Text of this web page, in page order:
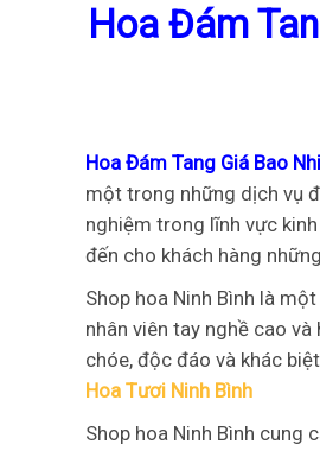
Hoa Đám
Hoa Đám Tang Giá Bao
một trong những dịch vụ
nghiệm trong lĩnh vực
đến cho khách hàng
Shop hoa Ninh Bình là
nhân viên tay nghề cao
chóe, độc đáo và khác
Hoa Tươi Ninh Bình
Shop hoa Ninh Bình cung